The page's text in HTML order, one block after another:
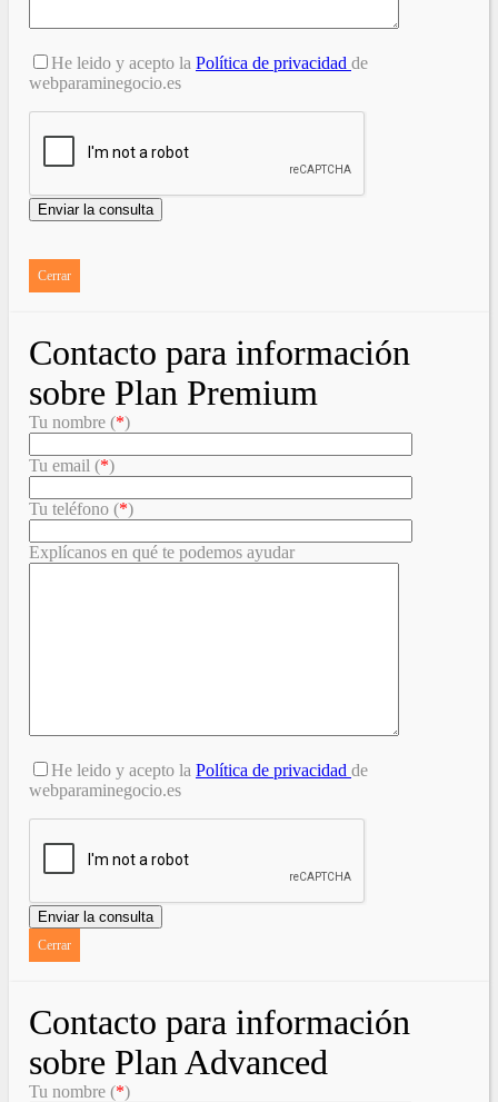
He leido y acepto la Política de privacidad de
webparaminegocio.es
Cerrar
Contacto para información
sobre Plan Premium
Tu nombre (*)
Tu email (*)
Tu teléfono (*)
Explícanos en qué te podemos ayudar
He leido y acepto la Política de privacidad de
webparaminegocio.es
Cerrar
Contacto para información
sobre Plan Advanced
Tu nombre (*)